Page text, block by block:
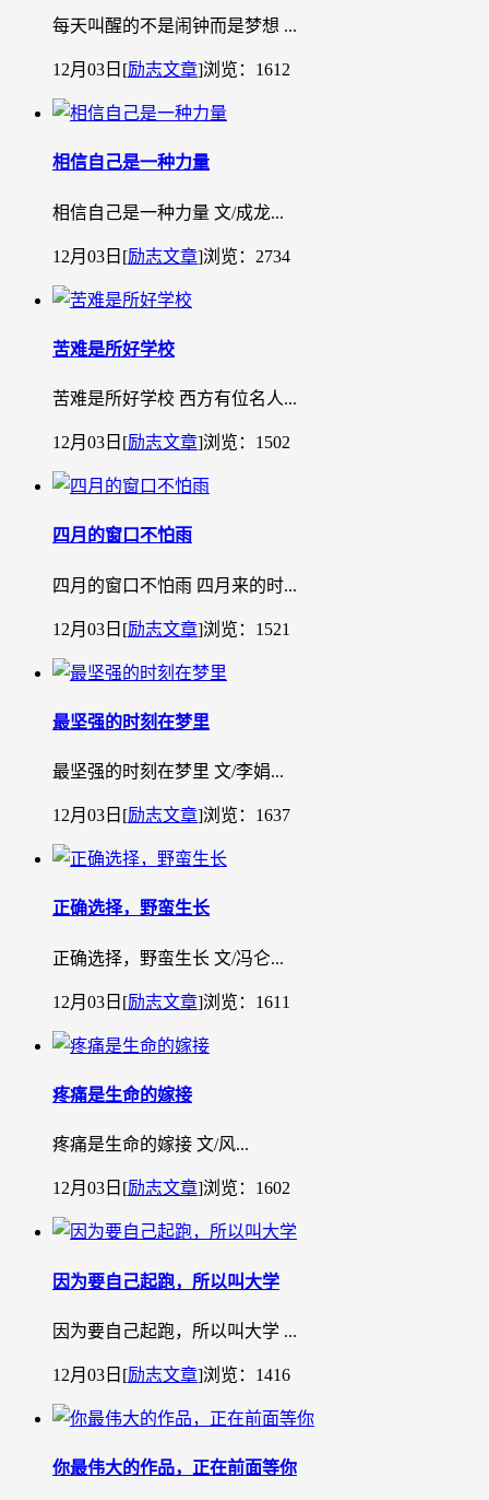
每天叫醒的不是闹钟而是梦想 ...
12月03日 [励志文章]浏览：1612
相信自己是一种力量
相信自己是一种力量 文/成龙...
12月03日 [励志文章]浏览：2734
苦难是所好学校
苦难是所好学校 西方有位名人...
12月03日 [励志文章]浏览：1502
四月的窗口不怕雨
四月的窗口不怕雨 四月来的时...
12月03日 [励志文章]浏览：1521
最坚强的时刻在梦里
最坚强的时刻在梦里 文/李娟...
12月03日 [励志文章]浏览：1637
正确选择，野蛮生长
正确选择，野蛮生长 文/冯仑...
12月03日 [励志文章]浏览：1611
疼痛是生命的嫁接
疼痛是生命的嫁接 文/风...
12月03日 [励志文章]浏览：1602
因为要自己起跑，所以叫大学
因为要自己起跑，所以叫大学 ...
12月03日 [励志文章]浏览：1416
你最伟大的作品，正在前面等你